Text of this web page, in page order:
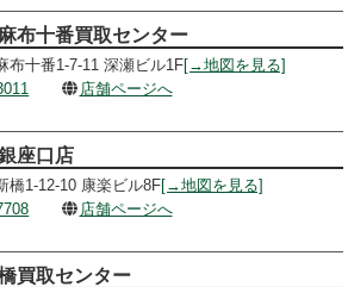
布十番買取センター
布十番1-7-11 深瀬ビル1F[→地図を見る]
店舗ページへ
座口店
橋1-12-10 康楽ビル8F[→地図を見る]
店舗ページへ
買取センター